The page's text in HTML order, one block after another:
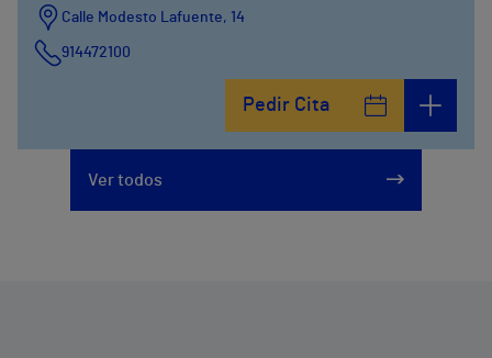
Calle Modesto Lafuente, 14
914472100
Pedir Cita
Ver todos